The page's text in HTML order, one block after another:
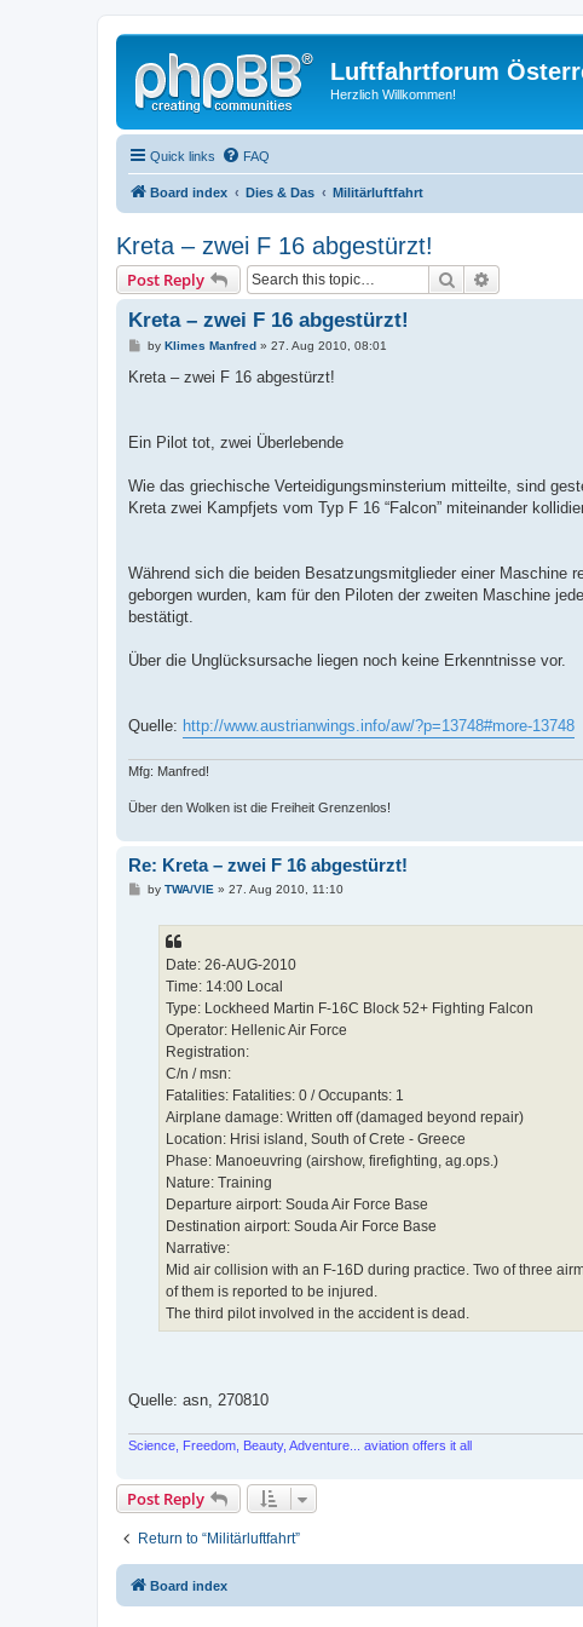
Luftfahrtforum
Herzlich Willkommen!
Quick links FAQ
Board index Dies & Das Militärluftfahrt
Kreta – zwei F 16 abgestürzt!
Post Reply Search
Kreta – zwei F 16 abgestürzt!
P
s
by Klimes Manfred» 27. Aug 2010, 08:01
Kreta – zwei F 16 abgestürzt!
Ein Pilot tot, zwei Überlebende
Wie das griechische Verteidigungsminsterium mitteilte, sind
Kreta zwei Kampfjets vom Typ F 16 “Falcon” miteinander
Während sich die beiden Besatzungsmitglieder einer Maschine
geborgen wurden, kam für den Piloten der zweiten Maschine
bestätigt.
Über die Unglücksursache liegen noch keine Erkenntnisse vor.
Quelle: http://www.austrianwings.info/aw/?p=13748#more-13748
Mfg: Manfred!
Über den Wolken ist die Freiheit Grenzenlos!
Re: Kreta – zwei F 16 abgestürzt!
Pby TWA/VIE » 27. Aug 2010, 11:10
Date: 26-AUG-2010
Time: 14:00 Local
Type: Lockheed Martin F-16C Block 52+ Fighting Falcon
Operator: Hellenic Air Force
Registration:
C/n / msn:
Fatalities: Fatalities: 0 / Occupants: 1
Airplane damage: Written off (damaged beyond repair)
Location: Hrisi island, South of Crete - Greece
Phase: Manoeuvring (airshow, firefighting, ag.ops.)
Nature: Training
Departure airport: Souda Air Force Base
Destination airport: Souda Air Force Base
Narrative:
Mid air collision with an F-16D during practice. Two of three
of them is reported to be injured.
The third pilot involved in the accident is dead.
Quelle: asn, 270810
Science, Freedom, Beauty, Adventure... aviation offers it all
Post Reply
Return to “Militärluftfahrt”
Board index